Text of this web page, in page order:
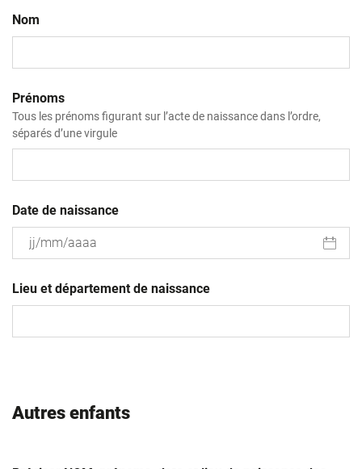
Nom
Prénoms
Tous les prénoms figurant sur l’acte de naissance dans l’ordre,
séparés d’une virgule
Date de naissance
slash
MM
Lieu et département de naissance
Autres enfants